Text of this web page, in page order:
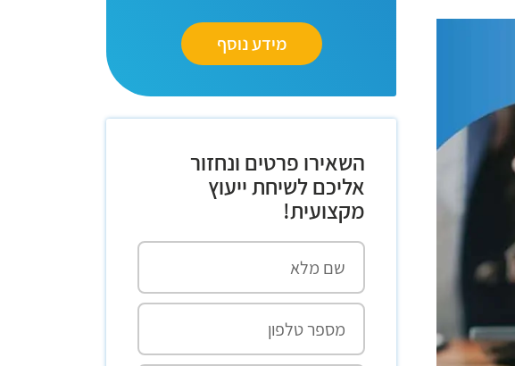
מידע נוסף
השאירו פרטים ונחזור
אליכם לשיחת ייעוץ
מקצועית!